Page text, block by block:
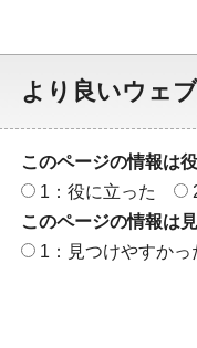
より良いウェ
このページの情報は
1：役に立った
このページの情報は
1：見つけやすかっ